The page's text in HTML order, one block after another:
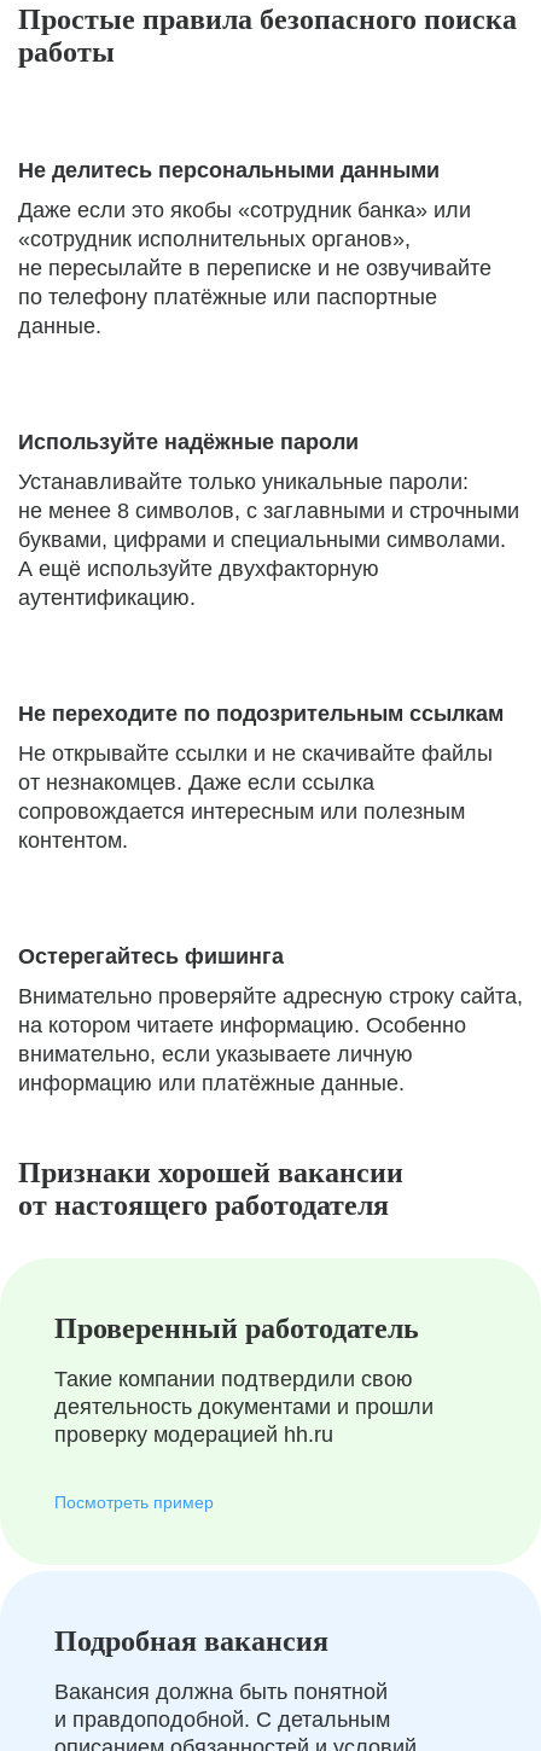
Простые правила безопасного поиска
работы
Не делитесь персональными данными
Даже если это якобы «сотрудник банка» или
«сотрудник исполнительных органов»,
не пересылайте в переписке и не озвучивайте
по телефону платёжные или паспортные
данные.
Используйте надёжные пароли
Устанавливайте только уникальные пароли:
не менее 8 символов, с заглавными и строчными
буквами, цифрами и специальными символами.
А ещё используйте двухфакторную
аутентификацию.
Не переходите по подозрительным ссылкам
Не открывайте ссылки и не скачивайте файлы
от незнакомцев. Даже если ссылка
сопровождается интересным или полезным
контентом.
Остерегайтесь фишинга
Внимательно проверяйте адресную строку сайта,
на котором читаете информацию. Особенно
внимательно, если указываете личную
информацию или платёжные данные.
Признаки хорошей вакансии
от настоящего работодателя
Проверенный работодатель
Такие компании подтвердили свою
деятельность документами и прошли
проверку модерацией hh.ru
Посмотреть пример
Подробная вакансия
Вакансия должна быть понятной
и правдоподобной. С детальным